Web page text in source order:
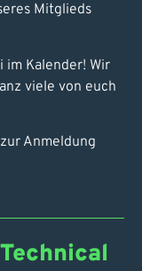
Mitglieds
im Kalender! Wir
viele von euch
Anmeldung